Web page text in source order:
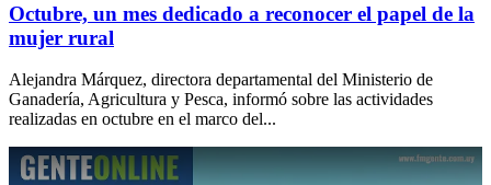
Octubre, un mes dedicado a reconocer el papel de la
mujer rural
Alejandra Márquez, directora departamental del Ministerio de
Ganadería, Agricultura y Pesca, informó sobre las actividades
realizadas en octubre en el marco del...